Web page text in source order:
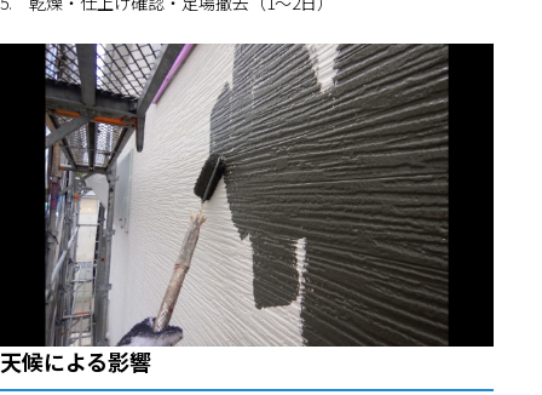
天候による影響